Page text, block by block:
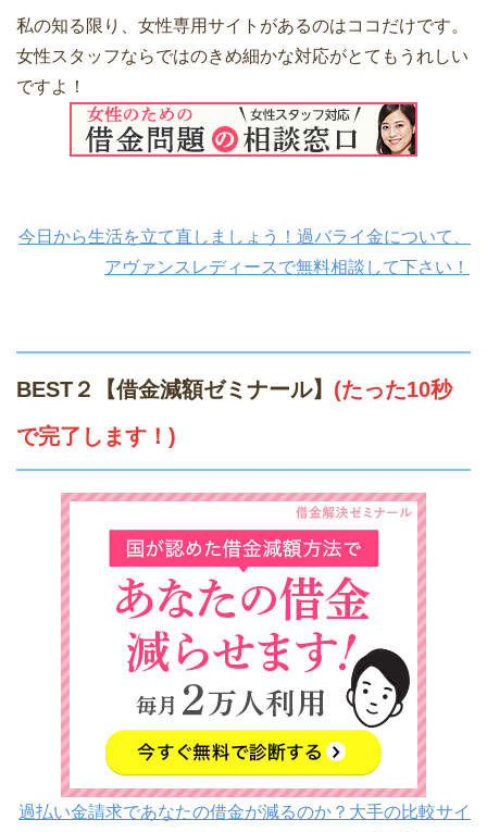
私の知る限り、女性専用サイトがあるのはココだけです。
女性スタッフならではのきめ細かな対応がとてもうれしい
ですよ！
今日から生活を立て直しましょう！過バライ金について、
アヴァンスレディースで無料相談して下さい！
BEST２【借金減額ゼミナール】 (たった10秒
で完了します！)
過払い金請求であなたの借金が減るのか？大手の比較サイ